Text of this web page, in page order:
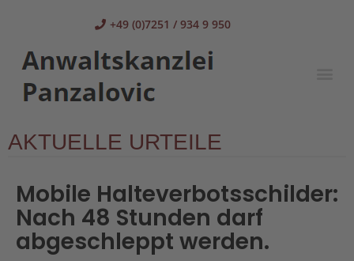
+49 (0)7251 / 934 9 950
AKTUELLE URTEILE
Mobile Halteverbotsschilder:
Nach 48 Stunden darf
abgeschleppt werden.